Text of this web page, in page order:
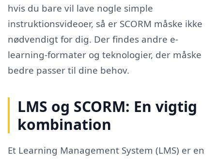
hvis du bare vil lave nogle simple
instruktionsvideoer, så er SCORM måske ikke
nødvendigt for dig. Der findes andre e-
learning-formater og teknologier, der måske
bedre passer til dine behov.
LMS og SCORM: En vigtig
kombination
Et Learning Management System (LMS) er en